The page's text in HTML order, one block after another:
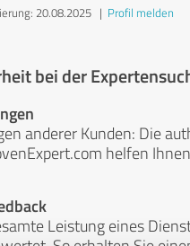
20.08.2025 | Profil melden
bei der
anderer Kunden: Die
helfen
Leistung eines